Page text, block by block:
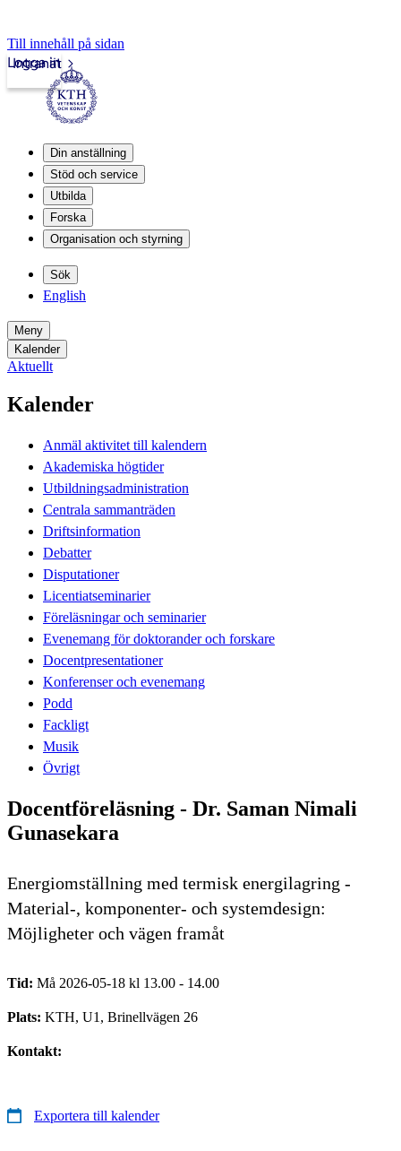
Till innehåll på sidan
Intranät
Logga in
Din anställning
Stöd och service
Utbilda
Forska
Organisation och styrning
Sök
English
Meny
Kalender
Aktuellt
Kalender
Anmäl aktivitet till kalendern
Akademiska högtider
Utbildningsadministration
Centrala sammanträden
Driftsinformation
Debatter
Disputationer
Licentiatseminarier
Föreläsningar och seminarier
Evenemang för doktorander och forskare
Docentpresentationer
Konferenser och evenemang
Podd
Fackligt
Musik
Övrigt
Docentföreläsning - Dr. Saman Nimali
Gunasekara
Energiomställning med termisk energilagring -
Material-, komponenter- och systemdesign:
Möjligheter och vägen framåt
Tid: Må 2026-05-18 kl 13.00 - 14.00
Plats: KTH, U1, Brinellvägen 26
Kontakt:
Exportera till kalender